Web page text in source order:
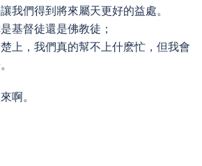
我們得到將來屬天更好的益處。
基督徒還是佛教徒；
上，我們真的幫不上什麽忙，但我會
啊。